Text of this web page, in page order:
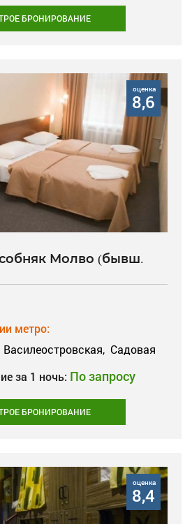
БРОНИРОВАНИЕ
оценка
8,6
Молво (бывш.
метро:
Василеостровская, Садовая
за 1 ночь: По запросу
БРОНИРОВАНИЕ
оценка
8,4